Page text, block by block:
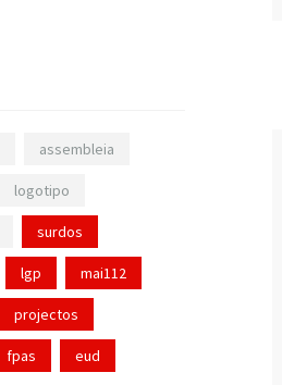
assembleia
logotipo
surdos
lgp mai112
projectos
fpas eud